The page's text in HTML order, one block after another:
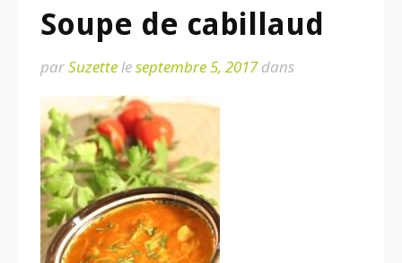
Soupe de cabillaud
parSuzetteleseptembre 5, 2017dans